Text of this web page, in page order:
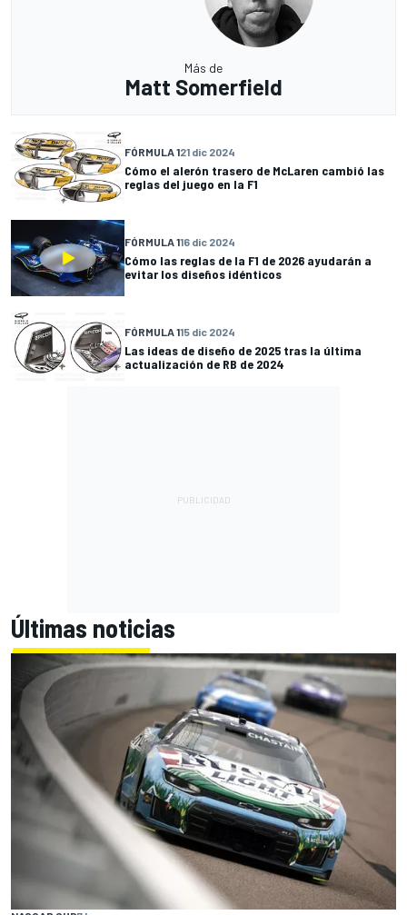
Más de
Matt Somerfield
FÓRMULA 121 dic 2024
Cómo el alerón trasero de McLaren cambió las
reglas del juego en la F1
FÓRMULA 116 dic 2024
Cómo las reglas de la F1 de 2026 ayudarán a
evitar los diseños idénticos
FÓRMULA 115 dic 2024
Las ideas de diseño de 2025 tras la última
actualización de RB de 2024
Últimas noticias